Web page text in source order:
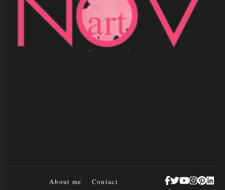
About me
Contact